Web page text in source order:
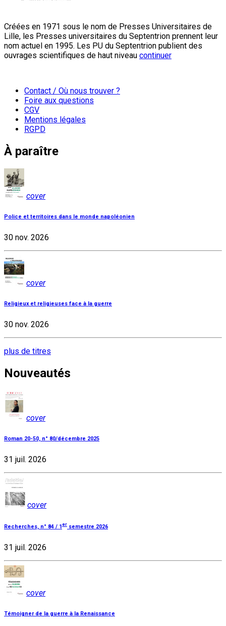
Créées en 1971 sous le nom de Presses Universitaires de
Lille, les Presses universitaires du Septentrion prennent leur
nom actuel en 1995. Les PU du Septentrion publient des
ouvrages scientifiques de haut niveau continuer
Contact / Où nous trouver ?
Foire aux questions
CGV
Mentions légales
RGPD
À paraître
cover
Police et territoires dans le monde napoléonien
30 nov. 2026
cover
Religieux et religieuses face à la guerre
30 nov. 2026
plus de titres
Nouveautés
cover
Roman 20-50, n° 80/décembre 2025
31 juil. 2026
cover
Recherches, n° 84 / 1 er semestre 2026
31 juil. 2026
cover
Témoigner de la guerre à la Renaissance